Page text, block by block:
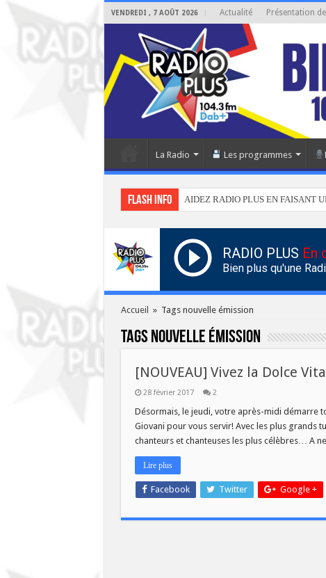
VENDREDI , 7 AOÛT 2026 Actualité Présentation
La Radio Les programmes
Flash info AIDEZ RADIO PLUS EN FAISANT
RADIO PLUS En
Bien plus qu'une
Accueil » Tags nouvelle émission
Tags nouvelle émission
[NOUVEAU] Vivez la Dolce
28 février 2017 2
Désormais, le jeudi, votre après-midi démarre
Giovani pour vous servir! Avec les plus grands
chanteurs et chanteuses les plus célèbres… A
Lire plus
Facebook Twitter Google +